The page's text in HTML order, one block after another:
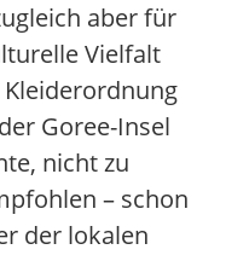
aber für
Vielfalt
Goree-Insel
nicht zu
– schon
der lokalen